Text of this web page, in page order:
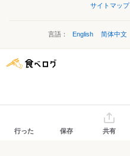
サイトマップ
言語： English 简体中文
行った 保存 共有